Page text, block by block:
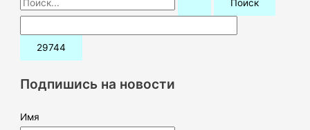
о
и
:Подпишись на новости
Имя